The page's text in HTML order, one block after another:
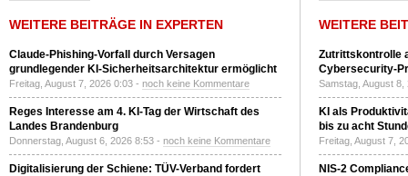
WEITERE BEITRÄGE IN EXPERTEN
Claude-Phishing-Vorfall durch Versagen
grundlegender KI-Sicherheitsarchitektur ermöglicht
Freitag, August 7, 2026 0:03 - noch keine Kommentare
Reges Interesse am 4. KI-Tag der Wirtschaft des
Landes Brandenburg
Donnerstag, August 6, 2026 8:53 - noch keine Kommentare
Digitalisierung der Schiene: TÜV-Verband fordert
WEITERE
Zutrittskontrolle
Cybersecurity-
Samstag, August
KI als
bis zu acht
Freitag, August 7,
NIS-2